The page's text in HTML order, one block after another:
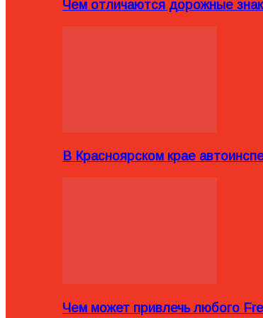
Чем отличаются дорожные
В Красноярском крае
Чем может привлечь любого